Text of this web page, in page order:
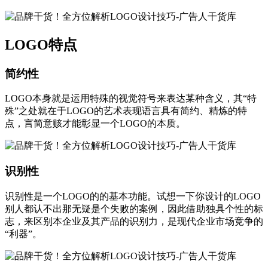
LOGO特点
简约性
LOGO本身就是运用特殊的视觉符号来表达某种含义，其“特
殊”之处就在于LOGO的艺术表现语言具有简约、精炼的特
点，言简意赅才能彰显一个LOGO的本质。
识别性
识别性是一个LOGO的的基本功能。试想一下你设计的LOGO
别人都认不出那无疑是个失败的案例，因此借助独具个性的标
志，来区别本企业及其产品的识别力，是现代企业市场竞争的
“利器”。